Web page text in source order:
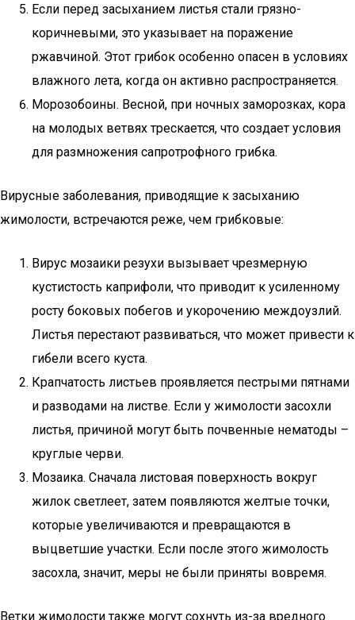
Если перед засыханием листья стали грязно-
коричневыми, это указывает на поражение
ржавчиной. Этот грибок особенно опасен в условиях
влажного лета, когда он активно распространяется.
Морозобоины. Весной, при ночных заморозках, кора
на молодых ветвях трескается, что создает условия
для размножения сапротрофного грибка.
Вирусные заболевания, приводящие к засыханию
жимолости, встречаются реже, чем грибковые:
Вирус мозаики резухи вызывает чрезмерную
кустистость каприфоли, что приводит к усиленному
росту боковых побегов и укорочению междоузлий.
Листья перестают развиваться, что может привести к
гибели всего куста.
Крапчатость листьев проявляется пестрыми пятнами
и разводами на листве. Если у жимолости засохли
листья, причиной могут быть почвенные нематоды –
круглые черви.
Мозаика. Сначала листовая поверхность вокруг
жилок светлеет, затем появляются желтые точки,
которые увеличиваются и превращаются в
выцветшие участки. Если после этого жимолость
засохла, значит, меры не были приняты вовремя.
Ветки жимолости также могут сохнуть из-за вредного